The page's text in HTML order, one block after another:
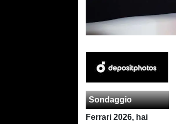
Sondaggio
Ferrari 2026, hai